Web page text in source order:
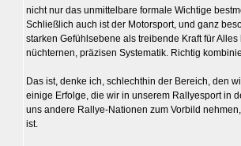
nicht nur das unmittelbare formale Wichtige
Schließlich auch ist der Motorsport, und ganz
starken Gefühlsebene als treibende Kraft für
nüchternen, präzisen Systematik. Richtig
Das ist, denke ich, schlechthin der Bereich, den
einige Erfolge, die wir in unserem Rallyesport in
uns andere Rallye-Nationen zum Vorbild
ist.